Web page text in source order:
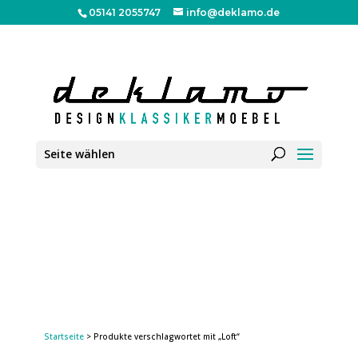
05141 2055747 info@deklamo.de
Seite wählen
Startseite> Produkte verschlagwortet mit „Loft“